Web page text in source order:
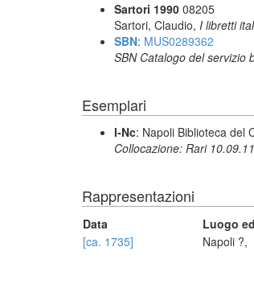
Sartori 1990 08205
Sartori, Claudio, I libretti
SBN: MUS0289362
SBN Catalogo del servizio
Esemplari
I-Nc: Napoli Biblioteca del
Collocazione: Rari
Rappresentazioni
Data Luogo
[ca. 1735]
Napoli ?,